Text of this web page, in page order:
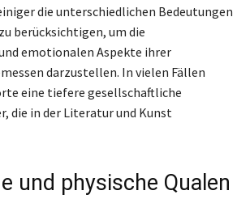
die unterschiedlichen Bedeutungen
berücksichtigen, um die
emotionalen Aspekte ihrer
darzustellen. In vielen Fällen
eine tiefere gesellschaftliche
die in der Literatur und Kunst
und physische Qualen